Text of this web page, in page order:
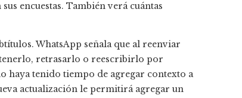
encuestas. También verá cuántas
WhatsApp señala que al reenviar
retrasarlo o reescribirlo por
haya tenido tiempo de agregar contexto a
actualización le permitirá agregar un